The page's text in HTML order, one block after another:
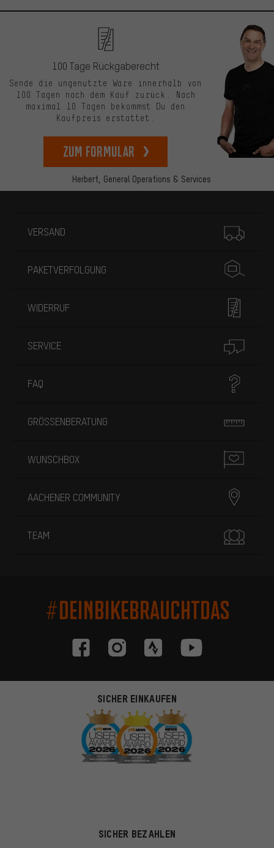
Herbert, General Operations & Services
100 Tage Rückgaberecht
Sende die ungenutzte Ware innerhalb von
100 Tagen nach dem Kauf zurück. Nach
maximal 10 Tagen bekommst Du den
Kaufpreis erstattet.
zum Formular
VERSAND
PAKETVERFOLGUNG
WIDERRUF
SERVICE
FAQ
GRÖSSENBERATUNG
WUNSCHBOX
AACHENER COMMUNITY
TEAM
#DEINBIKEBRAUCHTDAS
SICHER EINKAUFEN
SICHER BEZAHLEN